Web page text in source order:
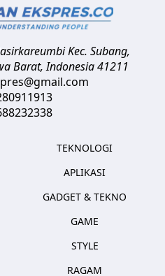
Kec. Subang,
Barat,Indonesia41211
TEKNOLOGI
APLIKASI
GADGET & TEKNO
GAME
STYLE
RAGAM